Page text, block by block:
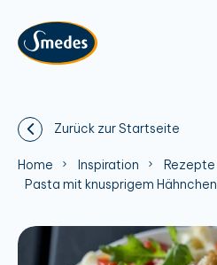
Zurück zur Startseite
Home Inspiration
Rezepte
Pasta mit knusprigem Hähnchen